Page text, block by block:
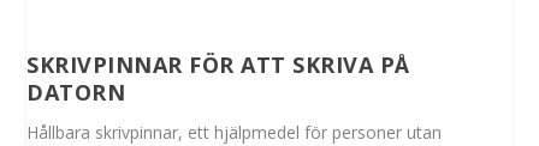
SKRIVPINNAR FÖR ATT SKRIVA PÅ
DATORN
Hållbara skrivpinnar, ett hjälpmedel för personer utan